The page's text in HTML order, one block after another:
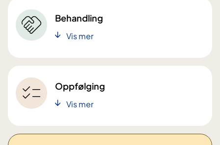
Behandling
Vis mer
Oppfølging
Vis mer